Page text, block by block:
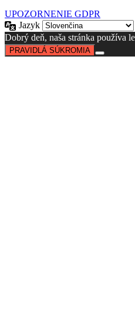
UPOZORNENIE GDPR
Jazyk
Dobrý deň, naša stránka používa
PRAVIDLÁ SÚKROMIA